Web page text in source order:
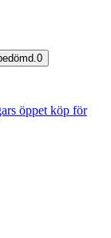
0
öppet köp för